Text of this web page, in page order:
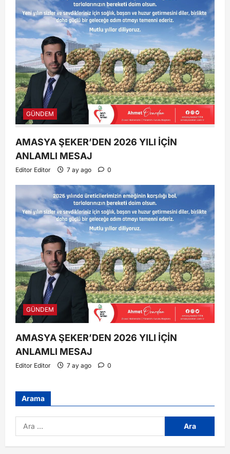
GÜNDEM
AMASYA ŞEKER’DEN 2026 YILI İÇİN
ANLAMLI MESAJ
Editor Editor 7 ay ago 0
GÜNDEM
AMASYA ŞEKER’DEN 2026 YILI İÇİN
ANLAMLI MESAJ
Editor Editor 7 ay ago 0
Arama